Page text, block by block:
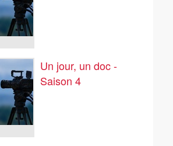
Un jour, un doc -
Saison 4